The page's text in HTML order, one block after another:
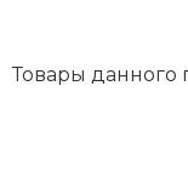
Товары данного